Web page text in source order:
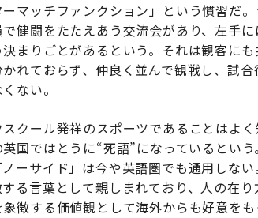
マッチファンクション」という慣習だ
健闘をたたえあう交流会があり、左手
まりごとがあるという。それは観客に
れておらず、仲良く並んで観戦し、試
ない。
クール発祥のスポーツであることはよ
国ではとうに“死語”になっているとい
ーサイド」は今や英語圏でも通用しな
る言葉として親しまれており、人の在
徴する価値観として海外からも好意をも